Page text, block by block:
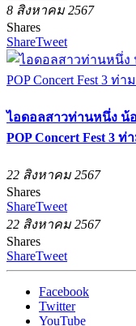
8 สิงหาคม 2567
Shares
ShareTweet
ไอดอลสาวท่านหนึ่ง น้อ
POP Concert Fest 3
22 สิงหาคม 2567
Shares
ShareTweet
22 สิงหาคม 2567
Shares
ShareTweet
Facebook
Twitter
YouTube